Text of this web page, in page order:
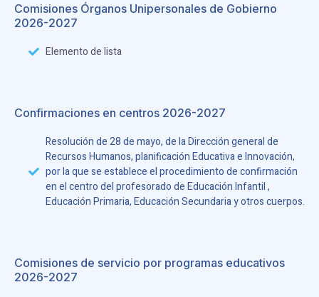
Comisiones Órganos Unipersonales de Gobierno
2026-2027
Elemento de lista
Confirmaciones en centros 2026-2027
Resolución de 28 de mayo, de la Dirección general de
Recursos Humanos, planificación Educativa e Innovación,
por la que se establece el procedimiento de confirmación
en el centro del profesorado de Educación Infantil ,
Educación Primaria, Educación Secundaria y otros cuerpos.
Comisiones de servicio por programas educativos
2026-2027